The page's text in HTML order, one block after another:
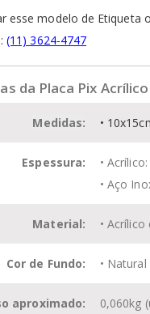
esse modelo de
(11) 3624-4747
da Placa Pix
Medidas: •
Espessura:
•
• Aço
Material: •
Cor de Fundo: • Natural
aproximado: 0,060kg